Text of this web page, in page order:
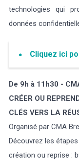
technologies qui
données
Cliquez ici
De 9h à 11h30 -
CRÉER OU
CLÉS VERS LA
Organisé par CMA
Découvrez les
création ou reprise :